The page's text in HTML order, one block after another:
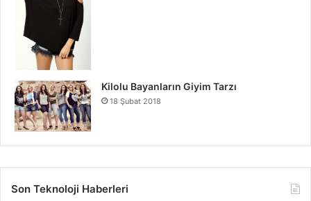
Kilolu Bayanların Giyim Tarzı
18 Şubat 2018
Son Teknoloji Haberleri